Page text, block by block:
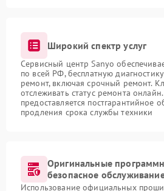
Широкий спектр услуг
Сервисный центр Sanyo
по всей РФ, бесплатную
ремонт, включая срочный ремонт.
отслеживать статус ремонта
предоставляется постгарантийное
продления срока службы техники
Оригинальные
безопасное
Использование официальных